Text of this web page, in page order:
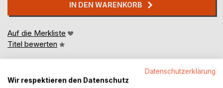
IN DEN WARENKORB
Auf die Merkliste
Titel bewerten
Datenschutzerklärung
Wir respektieren den Datenschutz